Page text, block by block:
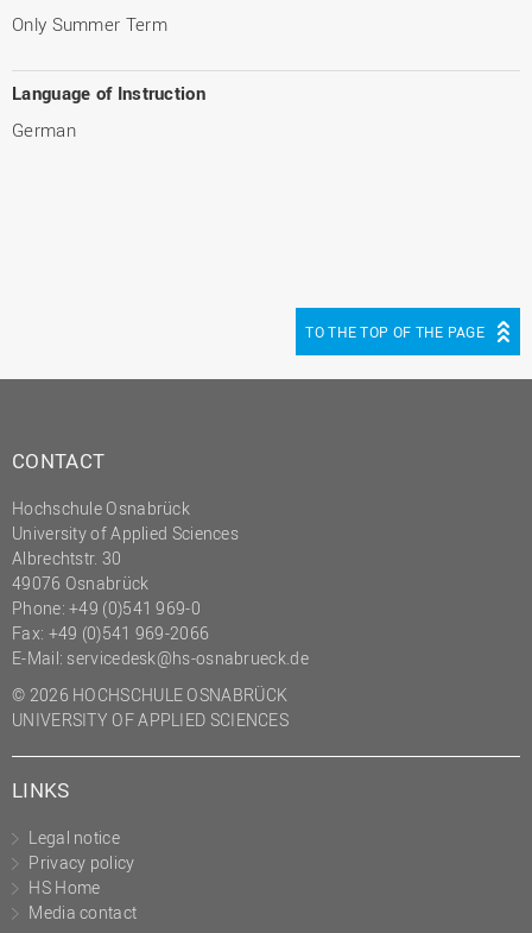
Only Summer Term
Language of Instruction
German
TO THE TOP OF THE PAGE
CONTACT
Hochschule Osnabrück
University of Applied Sciences
Albrechtstr. 30
49076 Osnabrück
Phone: +49 (0)541 969-0
Fax: +49 (0)541 969-2066
E-Mail: servicedesk@hs-osnabrueck.de
© 2026 HOCHSCHULE OSNABRÜCK
UNIVERSITY OF APPLIED SCIENCES
LINKS
Legal notice
Privacy policy
HS Home
Media contact